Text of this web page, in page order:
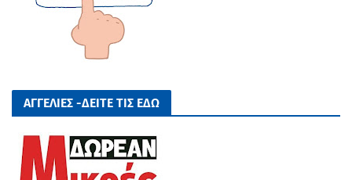
ΑΓΓΕΛΙΕΣ -ΔΕΙΤΕ ΤΙΣ ΕΔΩ